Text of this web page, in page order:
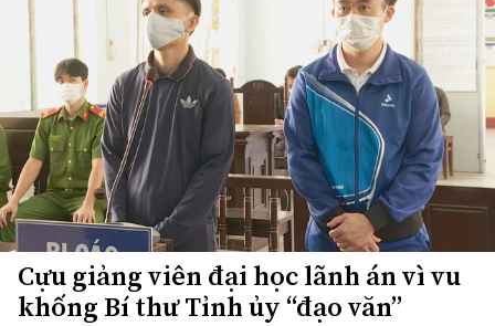
Cựu giảng viên đại học lãnh án vì vu
khống Bí thư Tỉnh ủy “đạo văn”